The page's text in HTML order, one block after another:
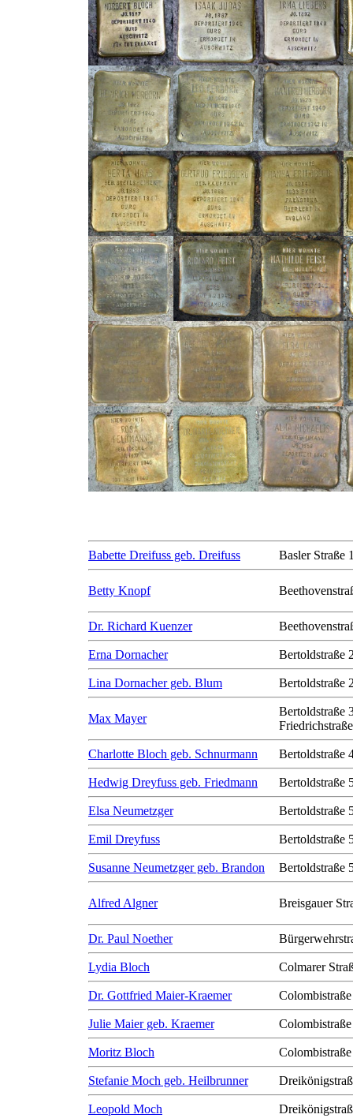
Babette Dreifuss geb. Dreifuss Basler Straße
Betty Knopf
Dr. Richard Kuenzer
Erna Dornacher Bertoldstraße
Lina Dornacher geb. Blum Bertoldstraße
Max Mayer
Bertoldstraße
Charlotte Bloch geb. Schnurmann Bertoldstraße
Hedwig Dreyfuss geb. Friedmann Bertoldstraße
Elsa Neumetzger Bertoldstraße
Emil Dreyfuss Bertoldstraße
Susanne Neumetzger geb. Brandon Bertoldstraße
Alfred Algner Breisgauer
Dr. Paul Noether
Lydia Bloch Colmarer
Dr. Gottfried Maier-Kraemer
Julie Maier geb. Kraemer
Moritz Bloch
Stefanie Moch geb. Heilbrunner
Leopold Moch